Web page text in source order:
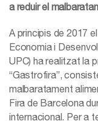
a reduir el
A principis de 2017
Economia i
UPC) ha realitzat la
“Gastrofira”,
malbaratament
Fira de Barcelona
internacional. Per a